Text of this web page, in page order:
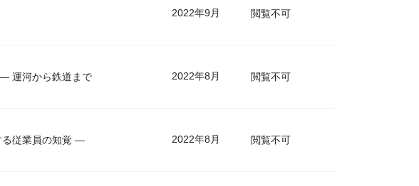
2022年9月 閲覧不可
運河から鉄道まで 2022年8月 閲覧不可
る従業員の知覚 ― 2022年8月 閲覧不可